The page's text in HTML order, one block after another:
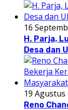
16
H. Parja,
Desa dan
19 Agustus
Reno